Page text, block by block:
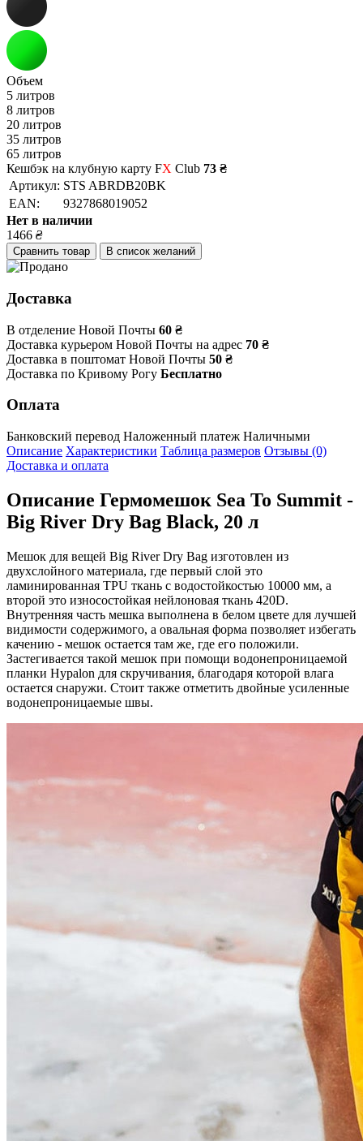
Объем
5 литров
8 литров
20 литров
35 литров
65 литров
Кешбэк на клубную карту FX Club 73 ₴
Артикул: STS ABRDB20BK
EAN:
9327868019052
Нет в наличии
1466 ₴
Сравнить товар В список желаний
Доставка
В отделение Новой Почты 60 ₴
Доставка курьером Новой Почты на адрес 70 ₴
Доставка в поштомат Новой Почты 50 ₴
Доставка по Кривому Рогу Бесплатно
Оплата
Банковский перевод Наложенный платеж Наличными
Описание Характеристики Таблица размеров Отзывы (0)
Доставка и оплата
Описание Гермомешок Sea To Summit -
Big River Dry Bag Black, 20 л
Мешок для вещей Big River Dry Bag изготовлен из
двухслойного материала, где первый слой это
ламинированная TPU ткань с водостойкостью 10000 мм, а
второй это износостойкая нейлоновая ткань 420D.
Внутренняя часть мешка выполнена в белом цвете для лучшей
видимости содержимого, а овальная форма позволяет избегать
качению - мешок остается там же, где его положили.
Застегивается такой мешок при помощи водонепроницаемой
планки Hypalon для скручивания, благодаря которой влага
остается снаружи. Стоит также отметить двойные усиленные
водонепроницаемые швы.